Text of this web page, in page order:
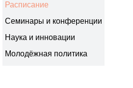
Расписание
Семинары и конференции
Наука и инновации
Молодёжная политика